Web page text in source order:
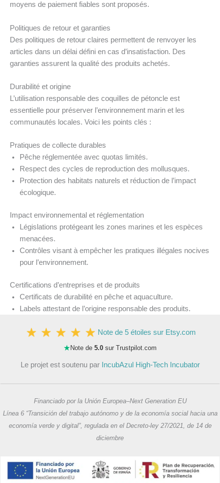
moyens de paiement fiables sont proposés.
Politiques de retour et garanties
Des politiques de retour claires permettent de renvoyer les
articles dans un délai défini en cas d’insatisfaction. Des
garanties assurent la qualité des produits achetés.
Durabilité et origine
L’utilisation responsable des coquilles de pétoncle est
essentielle pour préserver l’environnement marin et les
communautés locales. Voici les points clés :
Pratiques de collecte durables
Pêche réglementée avec quotas limités.
Respect des cycles de reproduction des mollusques.
Protection des habitats naturels et réduction de l’impact
écologique.
Impact environnemental et réglementation
Législations protégeant les zones marines et les espèces
menacées.
Contrôles visant à empêcher les pratiques illégales nocives
pour l’environnement.
Certifications d’entreprises et de produits
Certificats de durabilité en pêche et aquaculture.
Labels attestant de l’origine responsable des produits.
Note de 5 étoiles sur Etsy.com
★ Note de 5.0 sur Trustpilot.com
Le projet est soutenu par IncubAzul High-Tech Incubator
Financiado por la Unión Europea–Next Generation EU
Línea 6 “Transición del trabajo autónomo y de la economía social hacia una
economía verde y digital”, regulada en el Decreto-ley 27/2021, de 14 de
diciembre